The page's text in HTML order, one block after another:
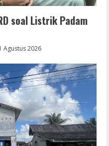
soal Listrik Padam
Agustus 2026